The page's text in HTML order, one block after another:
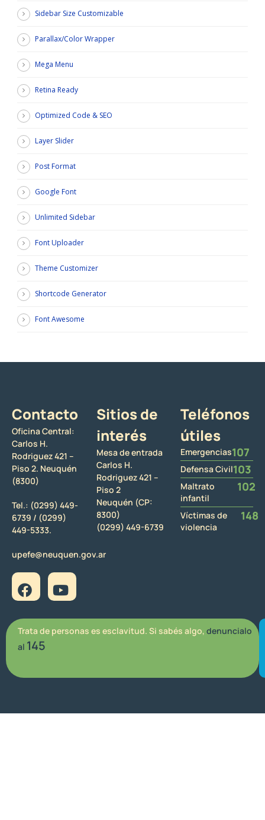
Sidebar Size Customizable
Parallax/Color Wrapper
Mega Menu
Retina Ready
Optimized Code & SEO
Layer Slider
Post Format
Google Font
Unlimited Sidebar
Font Uploader
Theme Customizer
Shortcode Generator
Font Awesome
Contacto
Oficina Central:
Carlos H.
Rodriguez 421 –
Piso 2. Neuquén
(8300)
Tel.: (0299) 449-
6739 / (0299)
449-5333.
upefe@neuquen.gov.ar
Sitios de
interés
Mesa de entrada
Carlos H.
Rodriguez 421 –
Piso 2
Neuquén (CP:
8300)
(0299) 449-6739
Teléfonos
útiles
Emergencias107
Defensa Civil103
Maltrato
infantil
102
Víctimas de
violencia
148
Trata de personas es esclavitud. Si sabés algo, denuncialo
al 145